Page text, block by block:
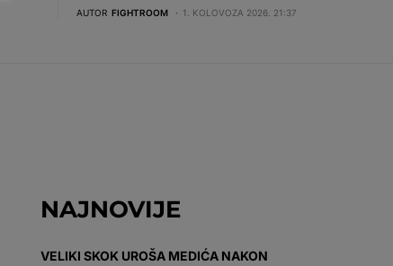
AUTOR FIGHTROOM 1. KOLOVOZA 2026. 21:37
NAJNOVIJE
VELIKI SKOK UROŠA MEDIĆA NAKON